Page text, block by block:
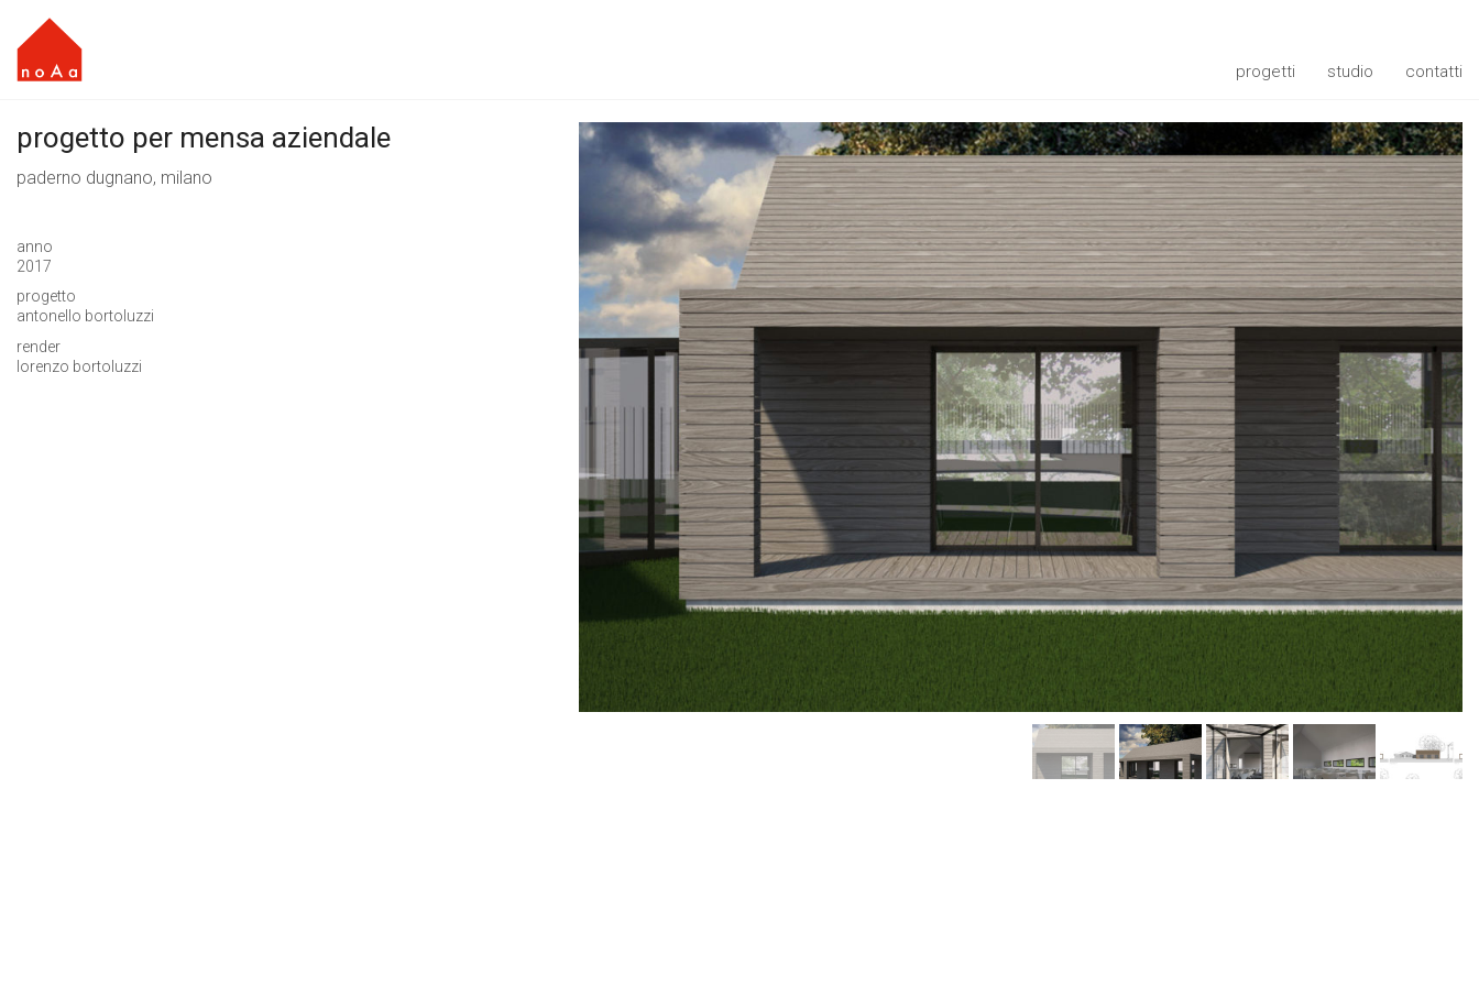
progetti studio contatti
progetto per mensa aziendale
paderno dugnano, milano
anno
2017
progetto
antonello bortoluzzi
render
lorenzo bortoluzzi